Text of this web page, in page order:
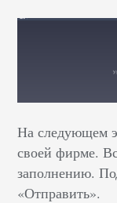
На следующем
своей фирме.
заполнению.
«Отправить».